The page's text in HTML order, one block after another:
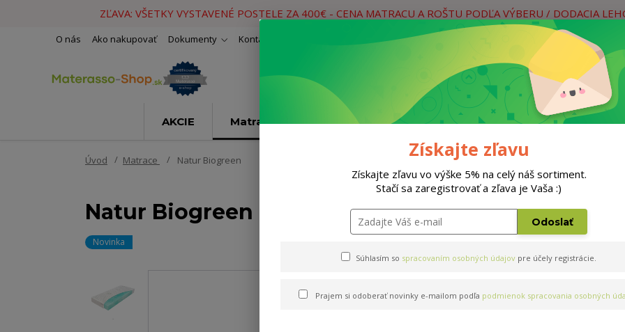
ZĽAVA: VŠETKY VYSTAVENÉ POSTELE ZA 400€ - CENA MATRACU A ROŠTU PODĽA VÝBERU / DODACIA
O nás Ako nakupovať Dokumenty Kontakty
Hľadať
Neviete si rady? Zavolajte.
AKCIE Matrace Rošty Doplnky Postele
Úvod Matrace Natur Biogreen
Natur Biogreen
Novinka
Získajte zľavu
Získajte zľavu vo výške 5% na celý náš sortiment.
Stačí sa zaregistrovať a zľava je Vaša :)
Odoslať
Súhlasím so spracovaním osobných údajov pre účely registrácie.
Prajem si odoberať novinky e-mailom podľa podmienok spracovania osobných